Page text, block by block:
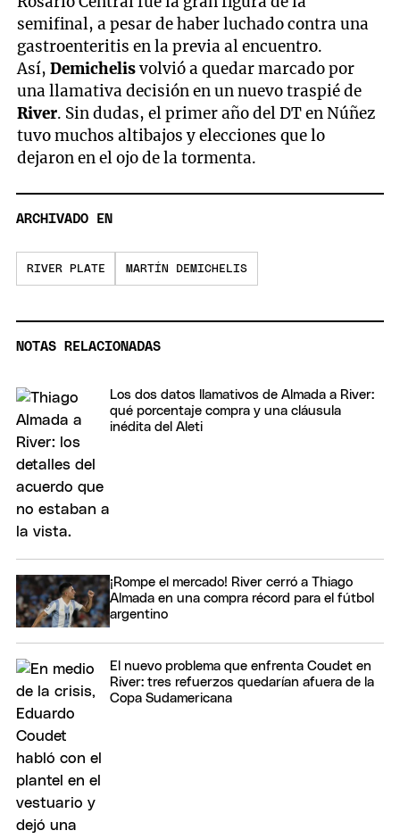
semifinal, a pesar de haber luchado contra una
gastroenteritis en la previa al encuentro.
Así,Demichelisvolvió a quedar marcado por
una llamativa decisión en un nuevo traspié de
River. Sin dudas, el primer año del DT en Núñez
tuvo muchos altibajos y elecciones que lo
dejaron en el ojo de la tormenta.
ARCHIVADO EN
RIVER PLATE MARTÍN DEMICHELIS
NOTAS RELACIONADAS
Los dos datos llamativos de Almada a River:
qué porcentaje compra y una cláusula
inédita del Aleti
¡Rompe el mercado! River cerró a Thiago
Almada en una compra récord para el fútbol
argentino
El nuevo problema que enfrenta Coudet en
River: tres refuerzos quedarían afuera de la
Copa Sudamericana